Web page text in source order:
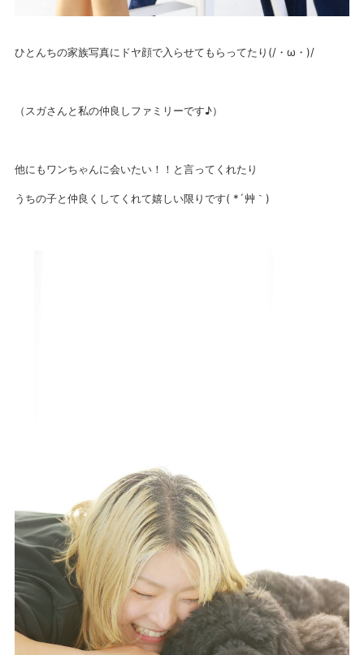
ひとんちの家族写真にドヤ顔で入らせてもらってたり(/・ω・)/
（スガさんと私の仲良しファミリーです♪）
他にもワンちゃんに会いたい！！と言ってくれたり
うちの子と仲良くしてくれて嬉しい限りです( *´艸｀)